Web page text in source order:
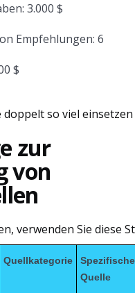
3.000 $
Empfehlungen: 6
$
so viel
zur
von
verwenden Sie diese
Quellkategorie
Spezifische
Quelle